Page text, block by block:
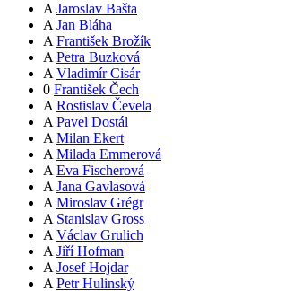
A Jaroslav Bašta
A Jan Bláha
A František Brožík
A Petra Buzková
A Vladimír Cisár
0 František Čech
A Rostislav Čevela
A Pavel Dostál
A Milan Ekert
A Milada Emmerová
A Eva Fischerová
A Jana Gavlasová
A Miroslav Grégr
A Stanislav Gross
A Václav Grulich
A Jiří Hofman
A Josef Hojdar
A Petr Hulinský